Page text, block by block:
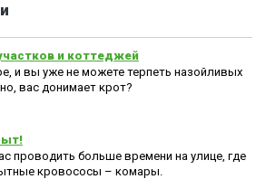
и коттеджей
и вы уже не можете терпеть назойливых
вас донимает крот?
проводить больше времени на улице, где
кровососы – комары.